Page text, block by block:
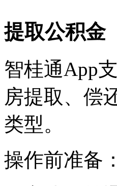
提取公积金
智桂通App
房提取、偿
类型。
操作前准备：